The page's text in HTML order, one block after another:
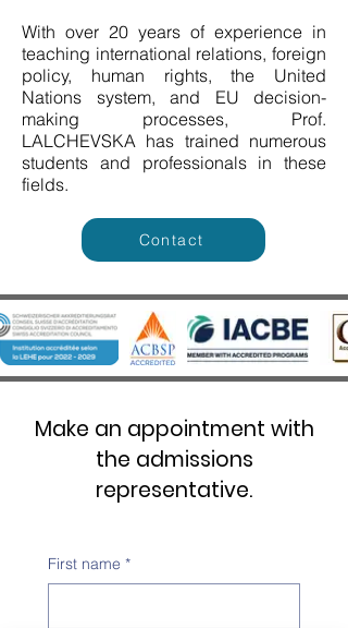
With over 20 years of experience in
teaching international relations, foreign
policy, human rights, the United
Nations system, and EU decision-
making processes, Prof.
LALCHEVSKA has trained numerous
students and professionals in these
fields.
Contact
Make an appointment with
the admissions
representative.
First name *